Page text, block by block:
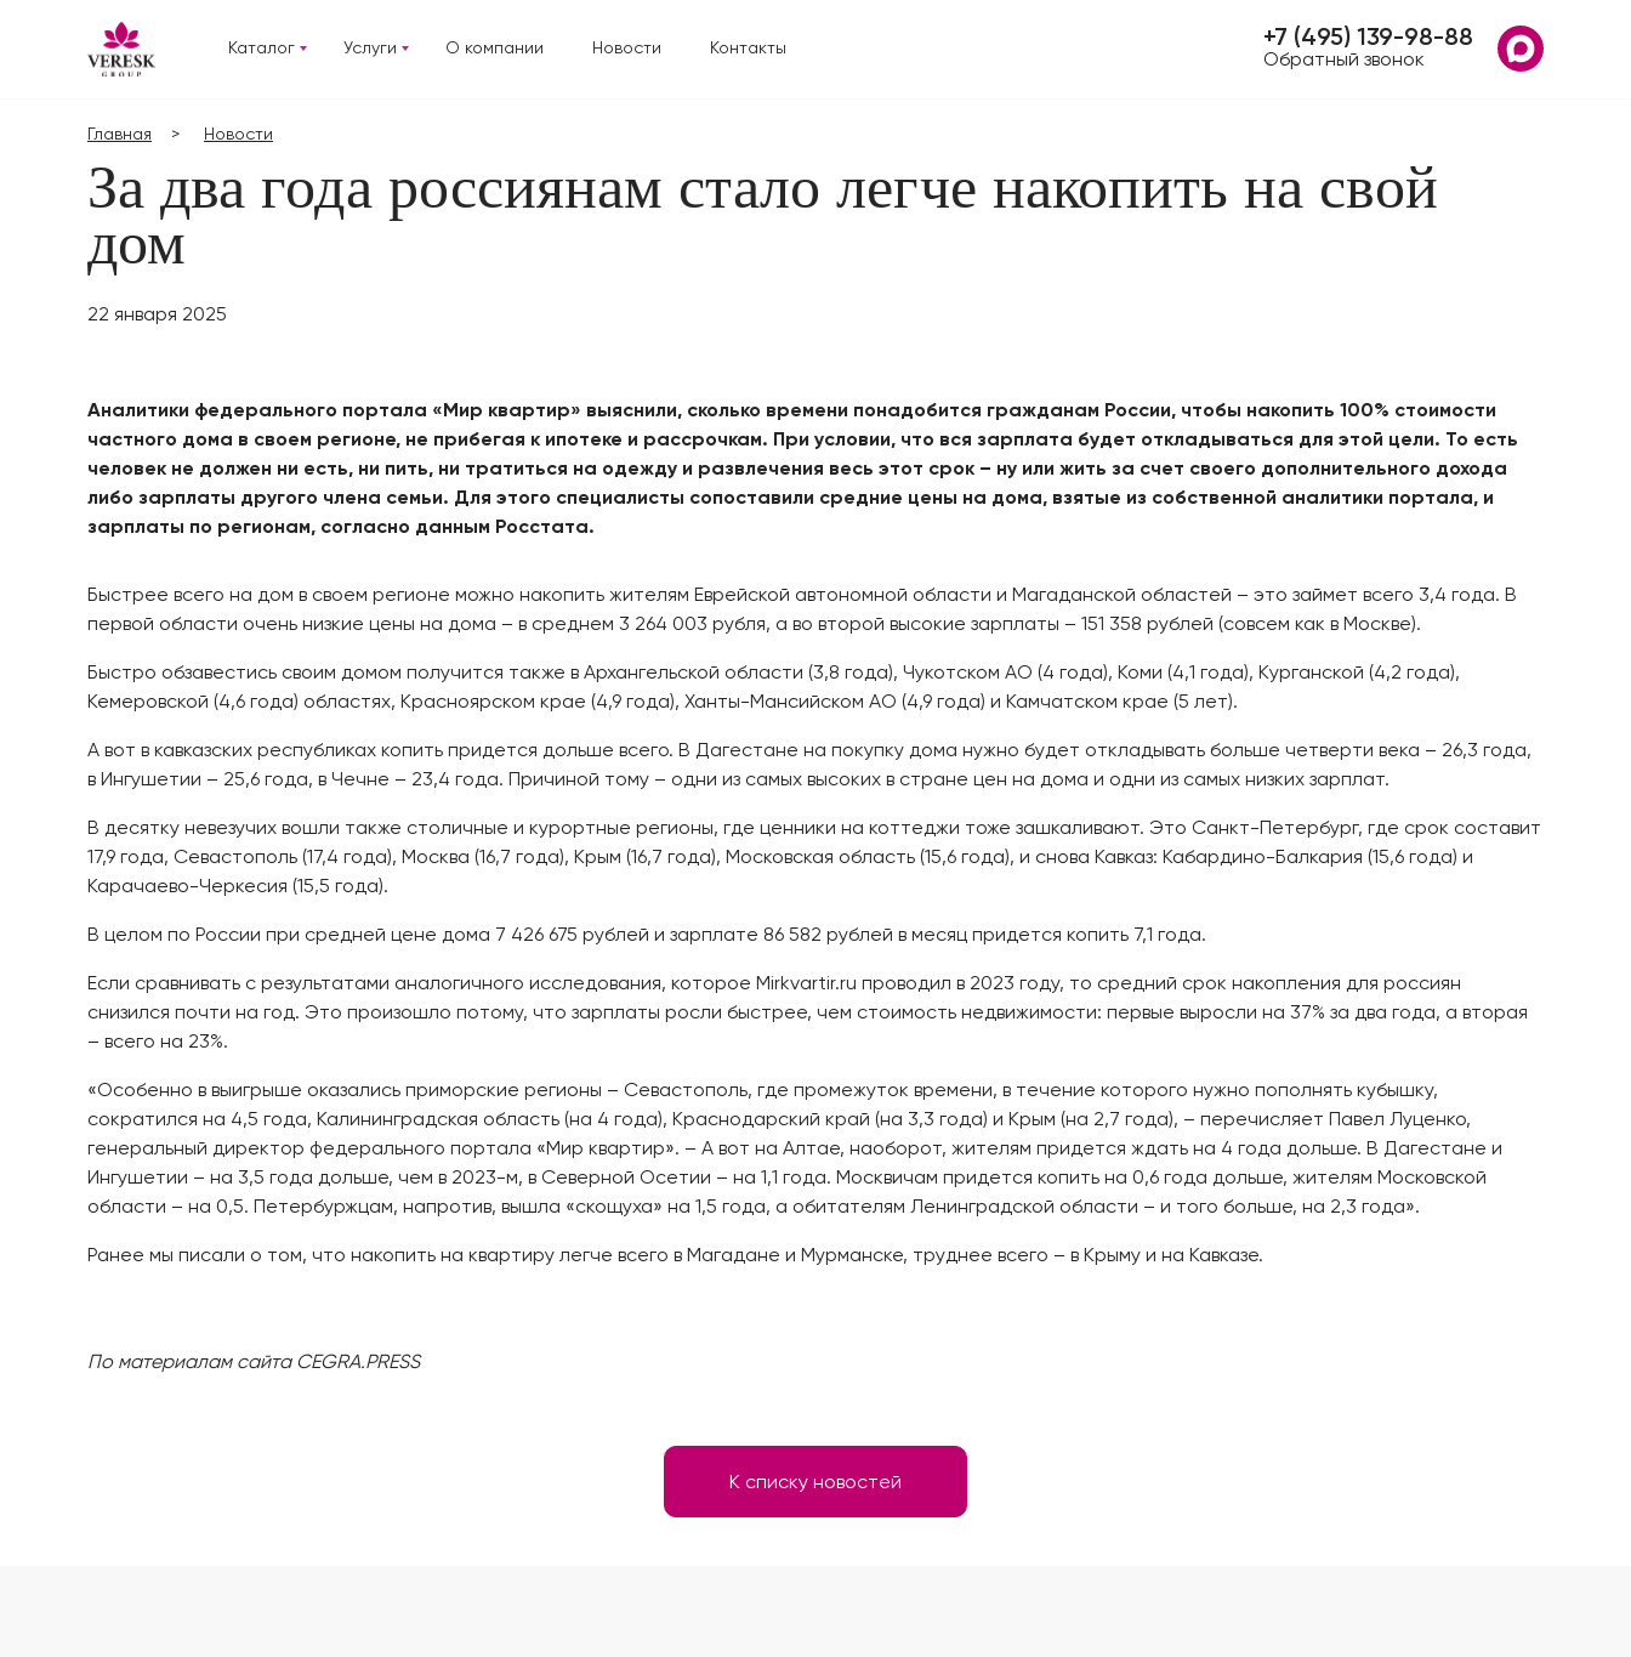
Каталог Услуги О компании Новости Контакты +7 (495) 139-98-88
Обратный звонок
Главная Новости
За два года россиянам стало легче накопить на свой
дом
22 января 2025
Аналитики федерального портала «Мир квартир» выяснили, сколько времени понадобится гражданам России, чтобы накопить 100% стоимости
частного дома в своем регионе, не прибегая к ипотеке и рассрочкам. При условии, что вся зарплата будет откладываться для этой цели. То есть
человек не должен ни есть, ни пить, ни тратиться на одежду и развлечения весь этот срок – ну или жить за счет своего дополнительного дохода
либо зарплаты другого члена семьи. Для этого специалисты сопоставили средние цены на дома, взятые из собственной аналитики портала, и
зарплаты по регионам, согласно данным Росстата.
Быстрее всего на дом в своем регионе можно накопить жителям Еврейской автономной области и Магаданской областей – это займет всего 3,4 года. В
первой области очень низкие цены на дома – в среднем 3 264 003 рубля, а во второй высокие зарплаты – 151 358 рублей (совсем как в Москве).
Быстро обзавестись своим домом получится также в Архангельской области (3,8 года), Чукотском АО (4 года), Коми (4,1 года), Курганской (4,2 года),
Кемеровской (4,6 года) областях, Красноярском крае (4,9 года), Ханты-Мансийском АО (4,9 года) и Камчатском крае (5 лет).
А вот в кавказских республиках копить придется дольше всего. В Дагестане на покупку дома нужно будет откладывать больше четверти века – 26,3 года,
в Ингушетии – 25,6 года, в Чечне – 23,4 года. Причиной тому – одни из самых высоких в стране цен на дома и одни из самых низких зарплат.
В десятку невезучих вошли также столичные и курортные регионы, где ценники на коттеджи тоже зашкаливают. Это Санкт-Петербург, где срок составит
17,9 года, Севастополь (17,4 года), Москва (16,7 года), Крым (16,7 года), Московская область (15,6 года), и снова Кавказ: Кабардино-Балкария (15,6 года) и
Карачаево-Черкесия (15,5 года).
В целом по России при средней цене дома 7 426 675 рублей и зарплате 86 582 рублей в месяц придется копить 7,1 года.
Если сравнивать с результатами аналогичного исследования, которое Mirkvartir.ru проводил в 2023 году, то средний срок накопления для россиян
снизился почти на год. Это произошло потому, что зарплаты росли быстрее, чем стоимость недвижимости: первые выросли на 37% за два года, а вторая
– всего на 23%.
«Особенно в выигрыше оказались приморские регионы – Севастополь, где промежуток времени, в течение которого нужно пополнять кубышку,
сократился на 4,5 года, Калининградская область (на 4 года), Краснодарский край (на 3,3 года) и Крым (на 2,7 года), – перечисляет Павел Луценко,
генеральный директор федерального портала «Мир квартир». – А вот на Алтае, наоборот, жителям придется ждать на 4 года дольше. В Дагестане и
Ингушетии – на 3,5 года дольше, чем в 2023-м, в Северной Осетии – на 1,1 года. Москвичам придется копить на 0,6 года дольше, жителям Московской
области – на 0,5. Петербуржцам, напротив, вышла «скощуха» на 1,5 года, а обитателям Ленинградской области – и того больше, на 2,3 года».
Ранее мы писали о том, что накопить на квартиру легче всего в Магадане и Мурманске, труднее всего – в Крыму и на Кавказе.
По материалам сайта CEGRA.PRESS
К списку новостей